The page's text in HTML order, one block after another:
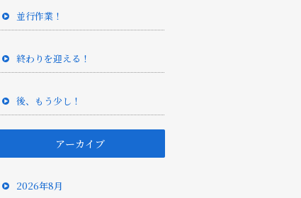
並行作業！
終わりを迎える！
後、もう少し！
アーカイブ
2026年8月